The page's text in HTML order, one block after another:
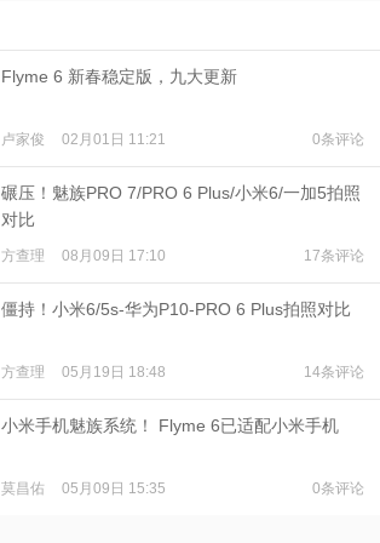
Flyme 6 新春稳定版，九大更新
卢家俊 02月01日 11:21 0条评论
碾压！魅族PRO 7/PRO 6 Plus/小米6/一加5拍照
对比
方查理 08月09日 17:10 17条评论
僵持！小米6/5s-华为P10-PRO 6 Plus拍照对比
方查理 05月19日 18:48 14条评论
小米手机魅族系统！ Flyme 6已适配小米手机
莫昌佑 05月09日 15:35 0条评论